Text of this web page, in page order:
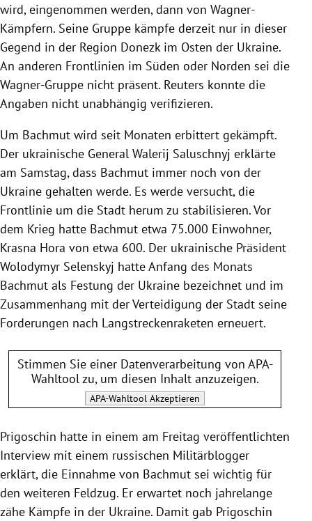
wird, eingenommen werden, dann von Wagner-
Kämpfern. Seine Gruppe kämpfe derzeit nur in dieser
Gegend in der Region Donezk im Osten der Ukraine.
An anderen Frontlinien im Süden oder Norden sei die
Wagner-Gruppe nicht präsent. Reuters konnte die
Angaben nicht unabhängig verifizieren.
Um Bachmut wird seit Monaten erbittert gekämpft.
Der ukrainische General Walerij Saluschnyj erklärte
am Samstag, dass Bachmut immer noch von der
Ukraine gehalten werde. Es werde versucht, die
Frontlinie um die Stadt herum zu stabilisieren. Vor
dem Krieg hatte Bachmut etwa 75.000 Einwohner,
Krasna Hora von etwa 600. Der ukrainische Präsident
Wolodymyr Selenskyj hatte Anfang des Monats
Bachmut als Festung der Ukraine bezeichnet und im
Zusammenhang mit der Verteidigung der Stadt seine
Forderungen nach Langstreckenraketen erneuert.
Stimmen Sie einer Datenverarbeitung von APA-
Wahltoolzu, um diesen Inhalt anzuzeigen.
APA-Wahltool Akzeptieren
Prigoschin hatte in einem am Freitag veröffentlichten
Interview mit einem russischen Militärblogger
erklärt, die Einnahme von Bachmut sei wichtig für
den weiteren Feldzug. Er erwartet noch jahrelange
zähe Kämpfe in der Ukraine. Damit gab Prigoschin